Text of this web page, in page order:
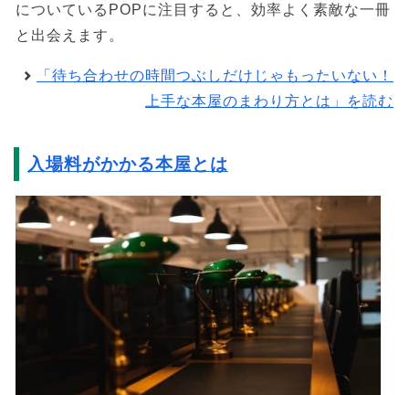
についているPOPに注目すると、効率よく素敵な一冊
と出会えます。
「待ち合わせの時間つぶしだけじゃもったいない！
上手な本屋のまわり方とは」を読む
入場料がかかる本屋とは